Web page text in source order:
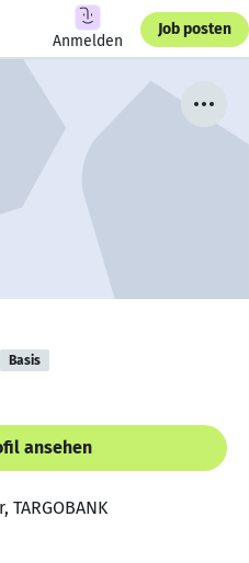
Anmelden
Job posten
Basis
ansehen